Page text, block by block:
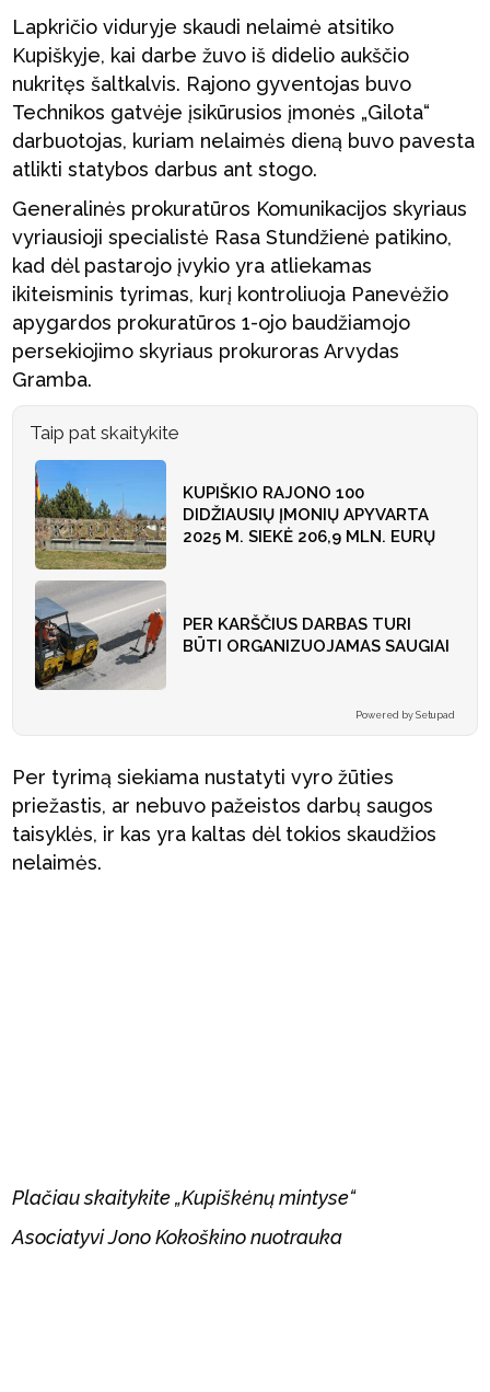
Lapkričio viduryje skaudi nelaimė atsitiko
Kupiškyje, kai darbe žuvo iš didelio aukščio
nukritęs šaltkalvis. Rajono gyventojas buvo
Technikos gatvėje įsikūrusios įmonės „Gilota“
darbuotojas, kuriam nelaimės dieną buvo pavesta
atlikti statybos darbus ant stogo.
Generalinės prokuratūros Komunikacijos skyriaus
vyriausioji specialistė Rasa Stundžienė patikino,
kad dėl pastarojo įvykio yra atliekamas
ikiteisminis tyrimas, kurį kontroliuoja Panevėžio
apygardos prokuratūros 1-ojo baudžiamojo
persekiojimo skyriaus prokuroras Arvydas
Gramba.
Taip pat skaitykite
KUPIŠKIO RAJONO 100
DIDŽIAUSIŲ ĮMONIŲ APYVARTA
2025 M. SIEKĖ 206,9 MLN. EURŲ
PER KARŠČIUS DARBAS TURI
BŪTI ORGANIZUOJAMAS SAUGIAI
Powered by Setupad
Per tyrimą siekiama nustatyti vyro žūties
priežastis, ar nebuvo pažeistos darbų saugos
taisyklės, ir kas yra kaltas dėl tokios skaudžios
nelaimės.
Plačiau skaitykite „Kupiškėnų mintyse“
Asociatyvi Jono Kokoškino nuotrauka